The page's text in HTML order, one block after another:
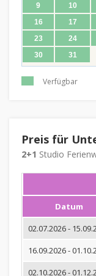
9
10
16
17
23
24
30
31
Verfügbar
Preis für
2+1 Studio
Datum
02.07.2026 -
16.09.2026 -
02.10.2026 -